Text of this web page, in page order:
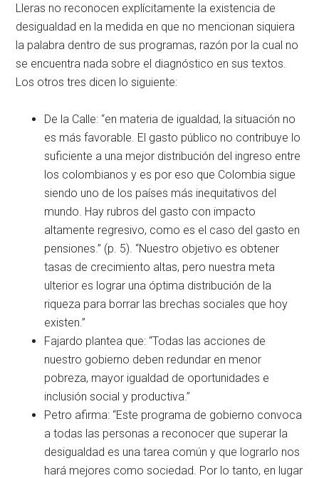
Lleras no reconocen explícitamente la existencia de
desigualdad en la medida en que no mencionan siquiera
la palabra dentro de sus programas, razón por la cual no
se encuentra nada sobre el diagnóstico en sus textos.
Los otros tres dicen lo siguiente:
De la Calle: “en materia de igualdad, la situación no
es más favorable. El gasto público no contribuye lo
suficiente a una mejor distribución del ingreso entre
los colombianos y es por eso que Colombia sigue
siendo uno de los países más inequitativos del
mundo. Hay rubros del gasto con impacto
altamente regresivo, como es el caso del gasto en
pensiones.” (p. 5). “Nuestro objetivo es obtener
tasas de crecimiento altas, pero nuestra meta
ulterior es lograr una óptima distribución de la
riqueza para borrar las brechas sociales que hoy
existen.”
Fajardo plantea que: “Todas las acciones de
nuestro gobierno deben redundar en menor
pobreza, mayor igualdad de oportunidades e
inclusión social y productiva.”
Petro afirma: “Este programa de gobierno convoca
a todas las personas a reconocer que superar la
desigualdad es una tarea común y que lograrlo nos
hará mejores como sociedad. Por lo tanto, en lugar